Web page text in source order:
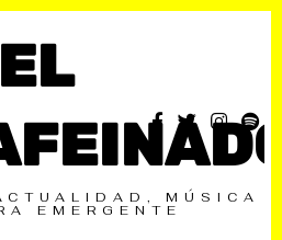
EL
MÚSICA
EMERGENTE